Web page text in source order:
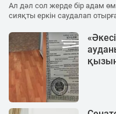
Ал дәл сол жерде бір адам
сияқты еркін саудалап